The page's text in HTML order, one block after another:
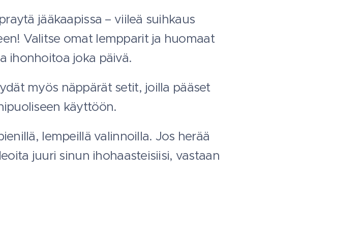
jääkaapissa – viileä suihkaus
Valitse omat lempparit ja huomaat
ihonhoitoa joka päivä.
myös näppärät setit, joilla pääset
käyttöön.
lempeillä valinnoilla. Jos herää
juuri sinun ihohaasteisiisi, vastaan